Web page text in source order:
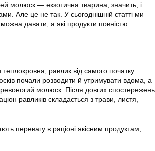
молюск — екзотична тварина, значить, і
Але це не так. У сьогоднішній статті ми
давати, а які продукти повністю
равлик від самого початку
почали розводити й утримувати вдома, а
молюск. Після довгих спостережень
равликів складається з трави, листя,
перевагу в раціоні якісним продуктам,